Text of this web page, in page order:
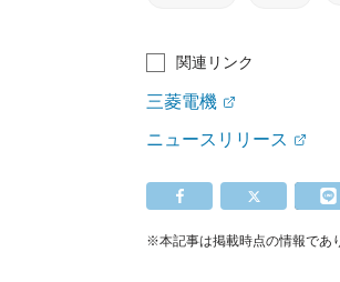
関連リンク
三菱電機
ニュースリリース
※本記事は掲載時点の情報であ